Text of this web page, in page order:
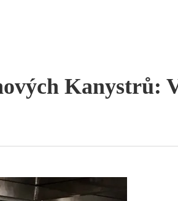
Kanystrů: